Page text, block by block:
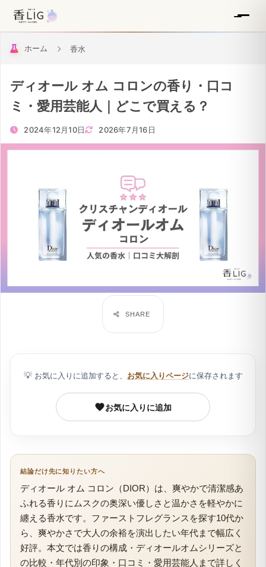
ホーム 香水
ディオール オム コロンの香り・口コ
ミ・愛用芸能人｜どこで買える？
2024年12月10日 2026年7月16日
💡 お気に入りに追加すると、 お気に入りページに保存されます
お気に入りに追加
結論だけ先に知りたい方へ
ディオール オム コロン（DIOR）は、爽やかで清潔感あ
ふれる香りにムスクの奥深い優しさと温かさを軽やかに
纏える香水です。ファーストフレグランスを探す10代か
ら、爽やかさで大人の余裕を演出したい年代まで幅広く
好評。本文では香りの構成・ディオールオムシリーズと
の比較・年代別の印象・口コミ・愛用芸能人まで詳しく